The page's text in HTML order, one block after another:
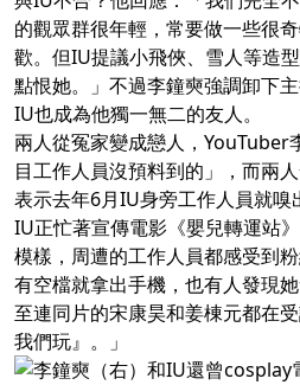
的觀眾群很年輕，常要做一些很
歡。但IU提議小飛俠、雪人等造
點恨她。」不過李鐘奭強調卸下
IU也成為他獨一無二的友人。
兩人從冤家變成戀人，YouTuber
目工作人員沒預料到的」，而兩
表示去年6月IU身旁工作人員就
IU正忙著宣傳電影《嬰兒轉運站
模樣，周遭的工作人員都感受到
有空檔就拿出手機，也有人發現
至連同片的宋康昊和姜棟元都在
我們玩』。」